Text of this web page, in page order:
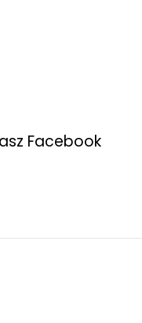
Facebook